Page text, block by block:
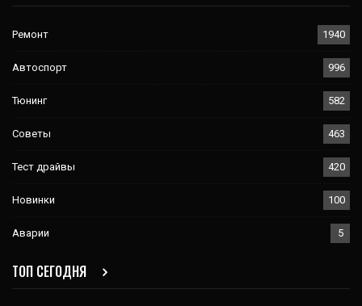
Ремонт 1940
Автоспорт 996
Тюнинг 582
Советы 463
Тест драйвы 420
Новинки 100
Аварии 5
ТОП СЕГОДНЯ